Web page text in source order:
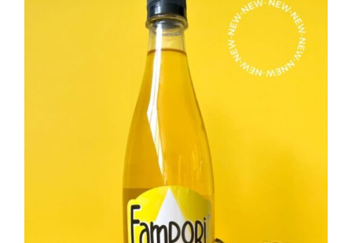
AÑADIR AL CARRITO